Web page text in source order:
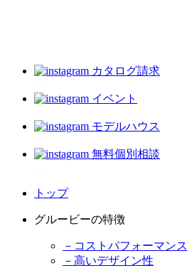
カタログ請求
イベント
モデルハウス
無料個別相談
トップ
グルービーの特徴
－コストパフォーマンス
－高いデザイン性